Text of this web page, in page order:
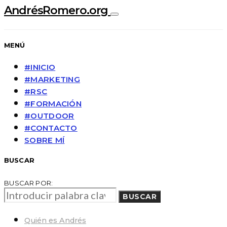
AndrésRomero.org
MENÚ
#INICIO
#MARKETING
#RSC
#FORMACIÓN
#OUTDOOR
#CONTACTO
SOBRE MÍ
BUSCAR
BUSCAR POR:
BUSCAR
Quién es Andrés